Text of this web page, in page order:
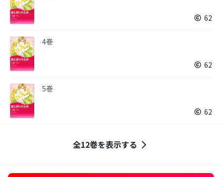
62
4巻
62
5巻
62
全12巻を表示する